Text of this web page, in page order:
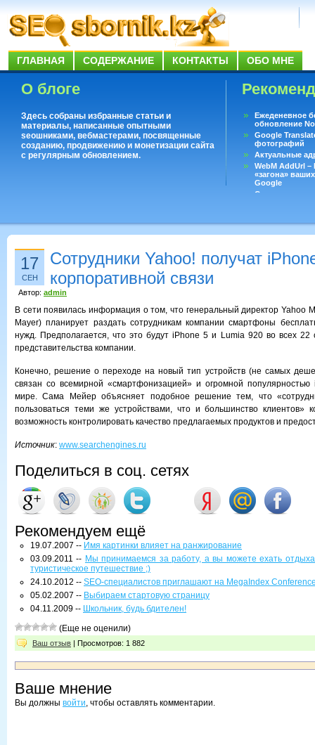
ГЛАВНАЯ СОДЕРЖАНИЕ КОНТАКТЫ ОБО МНЕ
О блоге
Здесь собраны избранные статьи и
материалы, написанные опытными
seoшниками, вебмастерами, посвященные
созданию, продвижению и монетизации сайта
с регулярным обновлением.
Ежеденевное
обновление
Google
фотографий
Актуальные
WebM AddUrl
«загона»
Google
Существует
17
СЕН
Сотрудники Yahoo! получат
корпоративной связи
Автор: admin
В сети появилась информация о том, что генеральный директор Yahoo
Mayer) планирует раздать сотрудникам компании смартфоны
нужд. Предполагается, что это будут iPhone 5 и Lumia 920 во всех 22
представительства компании.
Конечно, решение о переходе на новый тип устройств (не самых
связан со всемирной «смартфонизацией» и огромной
мире. Сама Мейер объясняет подобное решение тем, что
пользоваться теми же устройствами, что и большинство клиентов»
возможность контролировать качество предлагаемых продуктов и
Источник: www.searchengines.ru
Поделиться в соц. сетях
Рекомендуем ещё
19.07.2007 -- Имя картинки влияет на ранжирование
03.09.2011 -- Мы принимаемся за работу, а вы можете ехать
туристическое путешествие ;)
24.10.2012 -- SEO-специалистов приглашают на MegaIndex
05.02.2007 -- Выбираем стартовую страницу
04.11.2009 -- Школьник, будь бдителен!
(Еще не оценили)
Ваш отзыв | Просмотров: 1 882
Ваше мнение
Вы должны войти, чтобы оставлять комментарии.